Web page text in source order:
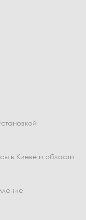
в Киеве и области